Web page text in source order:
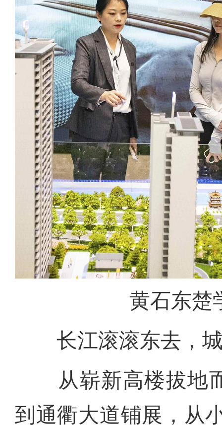
黄石东楚学
长江滚滚东去，城
从崭新高楼拔地而
到通衢大道铺展，从